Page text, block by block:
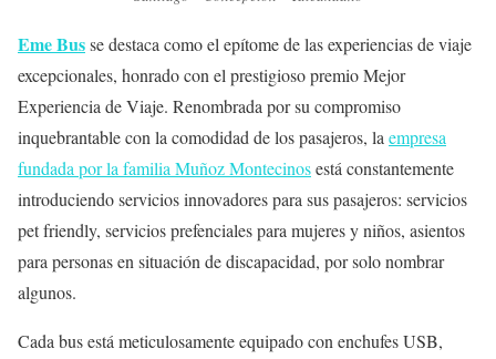
Eme Busse destaca como el epítome de las experiencias de viaje
excepcionales, honrado con el prestigioso premio Mejor
Experiencia de Viaje. Renombrada por su compromiso
inquebrantable con la comodidad de los pasajeros, laempresa
fundada por la familia Muñoz Montecinosestá constantemente
introduciendo servicios innovadores para sus pasajeros: servicios
pet friendly, servicios prefenciales para mujeres y niños, asientos
para personas en situación de discapacidad, por solo nombrar
algunos.
Cada bus está meticulosamente equipado con enchufes USB,